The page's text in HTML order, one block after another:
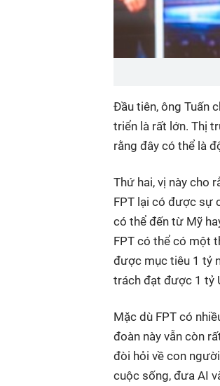
Đầu tiên, ông Tuấn
triển là rất lớn. Thị
rằng đây có thể là
Thứ hai, vị này cho
FPT lại có được sự
có thể đến từ Mỹ
FPT có thể có một
được mục tiêu 1 tỷ
trách đạt được 1 tỷ
Mặc dù FPT có
đoàn này vẫn còn
đòi hỏi về con
cuộc sống, đưa AI